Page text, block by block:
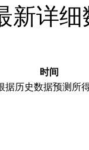
新详细
时间
据历史数据预测所